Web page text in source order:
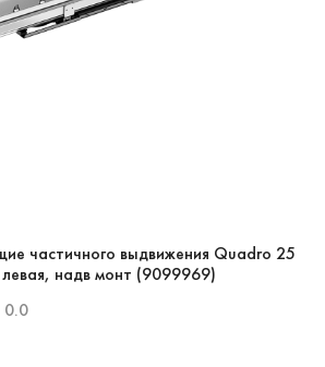
частичного выдвижения Quadro 25
PTO, 500мм ,EB20, левая, надв монт (9099969)
0.0